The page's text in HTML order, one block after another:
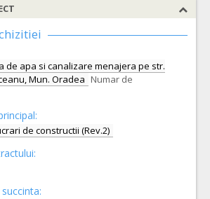
de apa si canalizare menajera pe str.
Mun. Oradea Numar de
de constructii (Rev.2)